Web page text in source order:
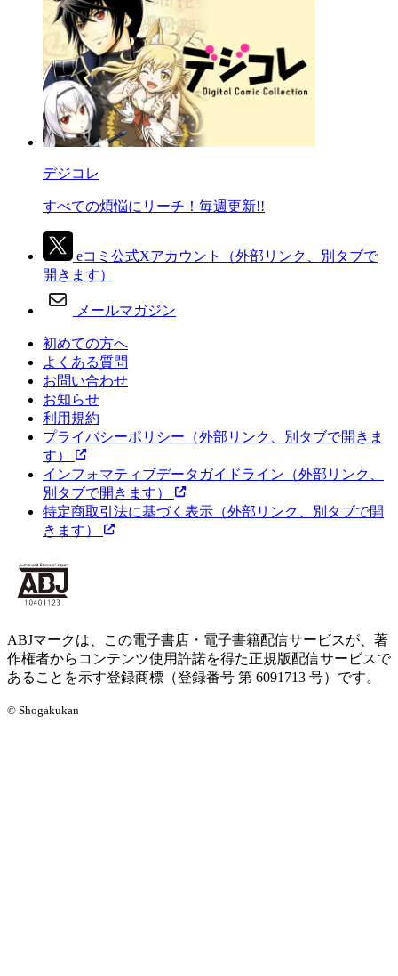
デジコレ
すべての煩悩にリーチ！毎週更新!!
eコミ公式Xアカウント
（外部リンク、別タブで
開きます）
メールマガジン
初めての方へ
よくある質問
お問い合わせ
お知らせ
利用規約
プライバシーポリシー （外部リンク、別タブで開きま
す）
インフォマティブデータガイドライン （外部リンク、
別タブで開きます）
特定商取引法に基づく表示 （外部リンク、別タブで開
きます）
ABJマークは、この電子書店・電子書籍配信サービスが、著
作権者からコンテンツ使用許諾を得た正規版配信サービスで
あることを示す登録商標（登録番号 第 6091713 号）です。
© Shogakukan